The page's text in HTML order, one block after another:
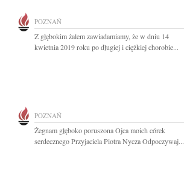
POZNAŃ
Z głębokim żalem zawiadamiamy, że w dniu 14
kwietnia 2019 roku po długiej i ciężkiej chorobie...
POZNAŃ
Żegnam głęboko poruszona Ojca moich córek
serdecznego Przyjaciela Piotra Nycza Odpoczywaj...